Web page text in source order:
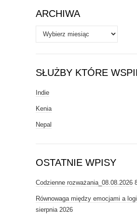
ARCHIWA
Archiwa
SŁUŻBY KTÓRE
Indie
Kenia
Nepal
OSTATNIE WPISY
Codzienne rozważania_08.08.2026
Równowaga między emocjami a
sierpnia 2026